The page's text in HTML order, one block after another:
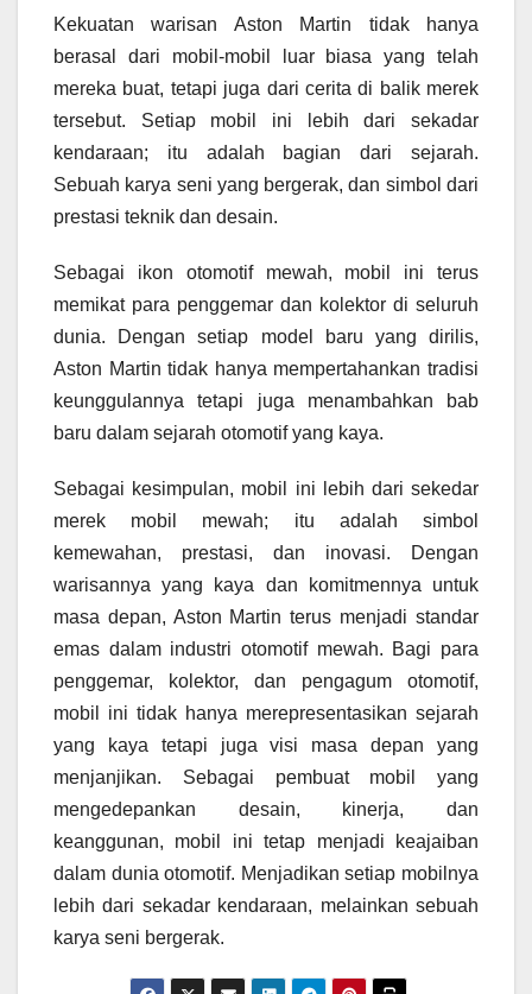
Kekuatan warisan Aston Martin tidak hanya
berasal dari mobil-mobil luar biasa yang telah
mereka buat, tetapi juga dari cerita di balik merek
tersebut. Setiap mobil ini lebih dari sekadar
kendaraan; itu adalah bagian dari sejarah.
Sebuah karya seni yang bergerak, dan simbol dari
prestasi teknik dan desain.
Sebagai ikon otomotif mewah, mobil ini terus
memikat para penggemar dan kolektor di seluruh
dunia. Dengan setiap model baru yang dirilis,
Aston Martin tidak hanya mempertahankan tradisi
keunggulannya tetapi juga menambahkan bab
baru dalam sejarah otomotif yang kaya.
Sebagai kesimpulan, mobil ini lebih dari sekedar
merek mobil mewah; itu adalah simbol
kemewahan, prestasi, dan inovasi. Dengan
warisannya yang kaya dan komitmennya untuk
masa depan, Aston Martin terus menjadi standar
emas dalam industri otomotif mewah. Bagi para
penggemar, kolektor, dan pengagum otomotif,
mobil ini tidak hanya merepresentasikan sejarah
yang kaya tetapi juga visi masa depan yang
menjanjikan. Sebagai pembuat mobil yang
mengedepankan desain, kinerja, dan
keanggunan, mobil ini tetap menjadi keajaiban
dalam dunia otomotif. Menjadikan setiap mobilnya
lebih dari sekadar kendaraan, melainkan sebuah
karya seni bergerak.